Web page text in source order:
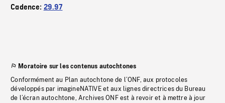
Cadence: 29.97
Moratoire sur les contenus autochtones
Conformément au Plan autochtone de l’ONF, aux protocoles
développés par imagineNATIVE et aux lignes directrices du Bureau
de l’écran autochtone, Archives ONF est à revoir et à mettre à jour